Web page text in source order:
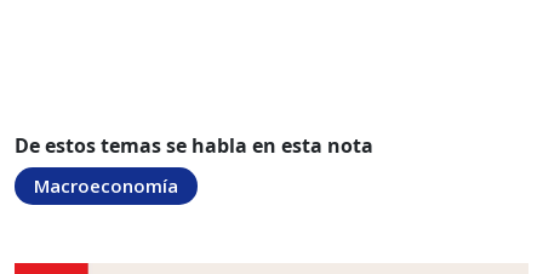
De estos temas se habla en esta nota
Macroeconomía